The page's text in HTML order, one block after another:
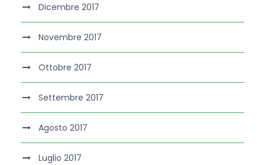
Dicembre 2017
Novembre 2017
Ottobre 2017
Settembre 2017
Agosto 2017
Luglio 2017